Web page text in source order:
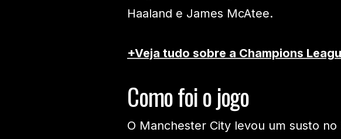
Haaland e James McAtee.
+Veja tudo sobre a Champions
Como foi o jogo
O Manchester City levou um susto